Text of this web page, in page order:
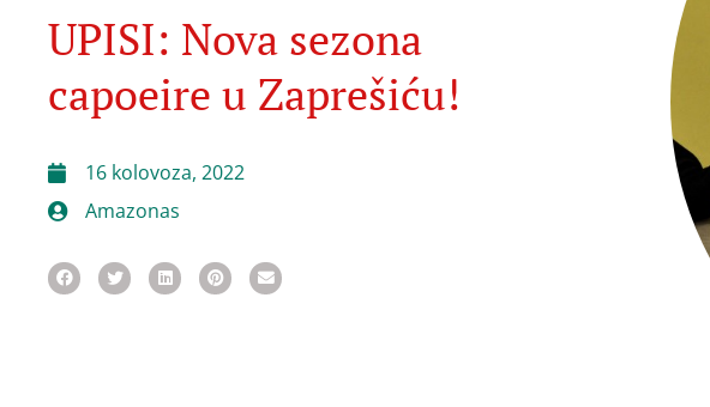
UPISI: Nova sezona
capoeire u Zaprešiću!
16 kolovoza, 2022
Amazonas